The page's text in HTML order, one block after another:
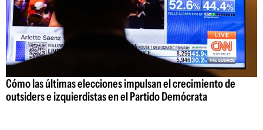
Cómo las últimas elecciones impulsan el crecimiento de
outsiders e izquierdistas en el Partido Demócrata